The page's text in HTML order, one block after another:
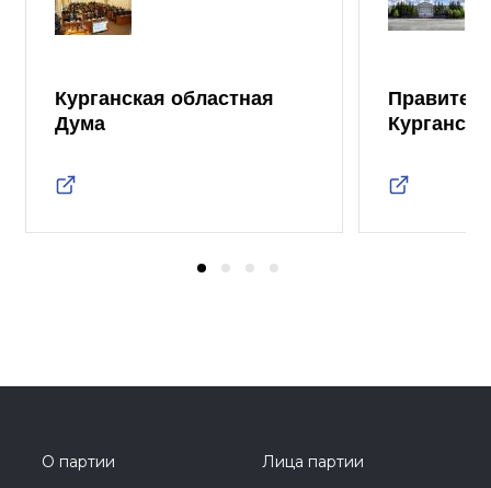
Курганская областная
Дума
О партии
Лица партии